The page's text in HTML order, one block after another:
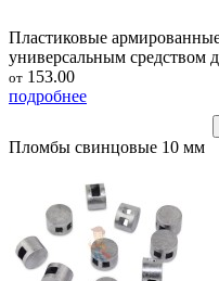
Пластиковые
универсальным средством
от 153.00
подробнее
Пломбы свинцовые 10 мм